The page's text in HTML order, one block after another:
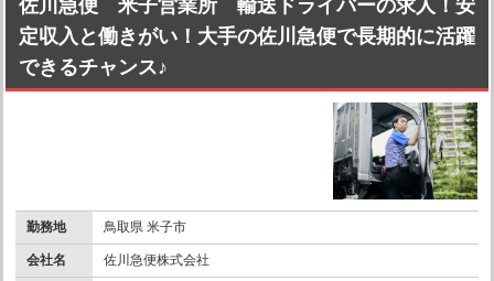
佐川急便 米子営業所 輸送ドライバーの求人！安
定収入と働きがい！大手の佐川急便で長期的に活躍
できるチャンス♪
勤務地 鳥取県 米子市
会社名 佐川急便株式会社